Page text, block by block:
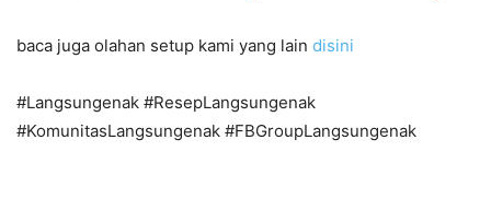
baca juga olahan setup kami yang lain disini
#Langsungenak #ResepLangsungenak
#KomunitasLangsungenak #FBGroupLangsungenak